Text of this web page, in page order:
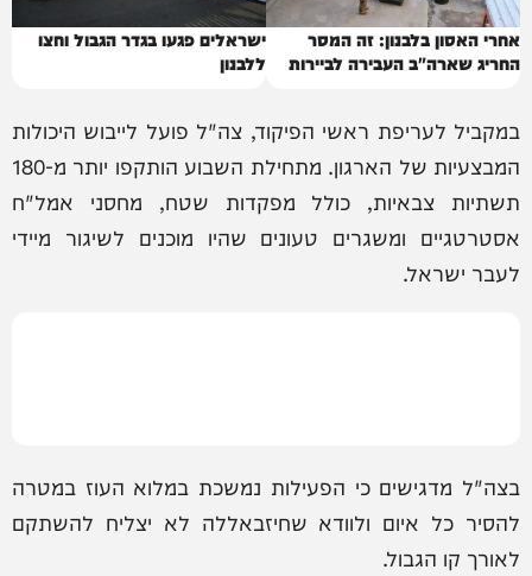
אחרי האסון בלבנון: זה המסר
החריג שארה"ב העבירה לביירות
ישראלים פגעו בגדר הגבול וחצו
ללבנון
במקביל לעריפת ראשי הפיקוד, צה"ל פועל לייבוש היכולות
המבצעיות של הארגון. מתחילת השבוע הותקפו יותר מ-180
תשתיות צבאיות, כולל מפקדות שטח, מחסני אמל"ח
אסטרטגיים ומשגרים טעונים שהיו מוכנים לשיגור מיידי
לעבר ישראל.
בצה"ל מדגישים כי הפעילות נמשכת במלוא העוז במטרה
להסיר כל איום ולוודא שחיזבאללה לא יצליח להשתקם
לאורך קו הגבול.